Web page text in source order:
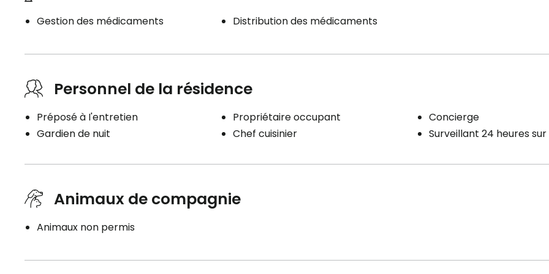
Gestion des médicaments Distribution des médicaments
Personnel de la résidence
Préposé à I'entretien
Gardien de nuit
Propriétaire occupant
Chef cuisinier
Concierge
Surveillant 24 heures
Animaux de compagnie
Animaux non permis